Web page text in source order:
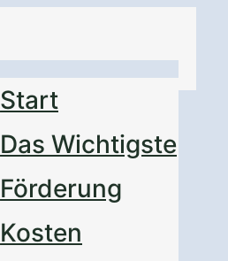
Start
Das Wichtigste
Förderung
Kosten